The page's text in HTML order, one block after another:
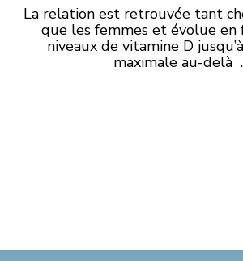
La relation est retrouvée tant
que les femmes et évolue en
niveaux de vitamine D
maximale au-delà